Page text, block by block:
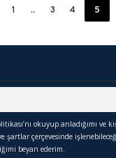
1 .. 3 4 5
okuyup anladığımı ve
şartlar çerçevesinde
beyan ederim.